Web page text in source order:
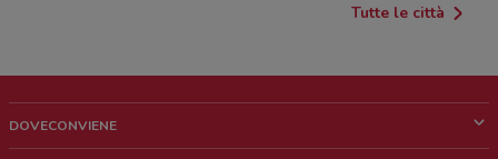
Tutte le città
DOVECONVIENE